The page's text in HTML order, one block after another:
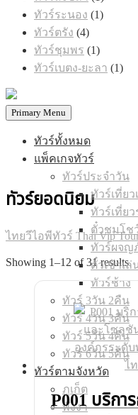
สินค้า
ทัวร์ระนอง 11
ทัวร์ตรัง 44
สินค้า
ทัวร์ชุมพร 11
สินค้า
ทัวร์เบตง-ยะลา 11
Primary Menu
ทัวร์ทั้งหมด
แพ็คเกจทัวร์
ทัวร์ประจำวัน
ทัวร์เที่ยว
ทัวร์เที่ยว
ตั๋วชมโช
ทัวร์ผจญ
ตั๋วเข้าเ
ทัวร์ช้าง
ทัวร์ 3วัน 2คืน
ทัวร์ 4วัน 3คืน
ทัวร์ 5วัน 4คืน
ทัวร์ 6วัน 5คืน
ทัวร์ตามจังหวัด
ภูเก็ต
พังงา
ทัวร์ยอดนิยม
ไทยวีไอพีทัวร์ Thai Vip
Showing 1–12 of 31 results
P001 บริกา